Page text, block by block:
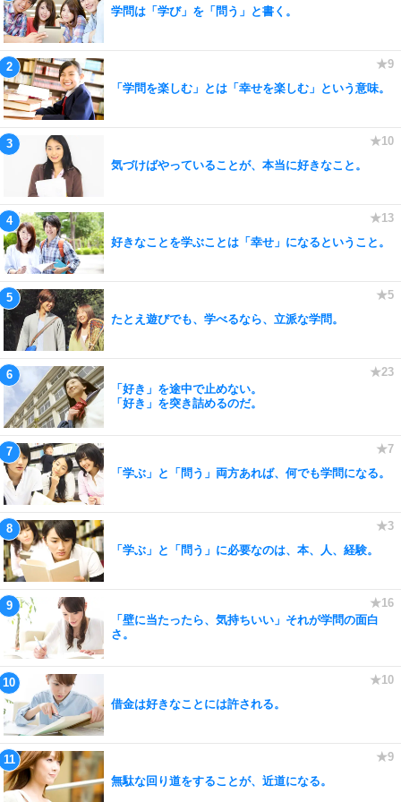
学問は「学び」を「問う」と書く。
「学問を楽しむ」とは「幸せを楽しむ」という意味。
気づけばやっていることが、本当に好きなこと。
好きなことを学ぶことは「幸せ」になるということ。
たとえ遊びでも、学べるなら、立派な学問。
「好き」を途中で止めない。
「好き」を突き詰めるのだ。
「学ぶ」と「問う」両方あれば、何でも学問になる。
「学ぶ」と「問う」に必要なのは、本、人、経験。
「壁に当たったら、気持ちいい」それが学問の面白
さ。
借金は好きなことには許される。
無駄な回り道をすることが、近道になる。